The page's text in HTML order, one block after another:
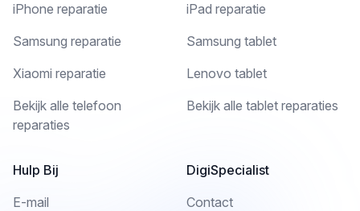
iPhone reparatie
Samsung reparatie
Xiaomi reparatie
Bekijk alle telefoon
reparaties
iPad reparatie
Samsung tablet
Lenovo tablet
Bekijk alle tablet reparaties
Hulp Bij
E-mail
DigiSpecialist
Contact